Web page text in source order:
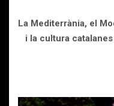
La Mediterrània, el
i la cultura